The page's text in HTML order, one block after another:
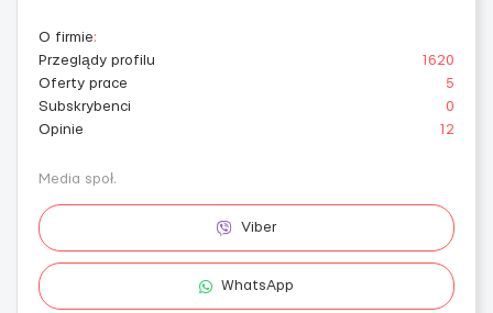
O firmie:
Przeglądy profilu
1620
Oferty prace
5
Subskrybenci
0
Opinie
12
Media społ.
Viber
WhatsApp